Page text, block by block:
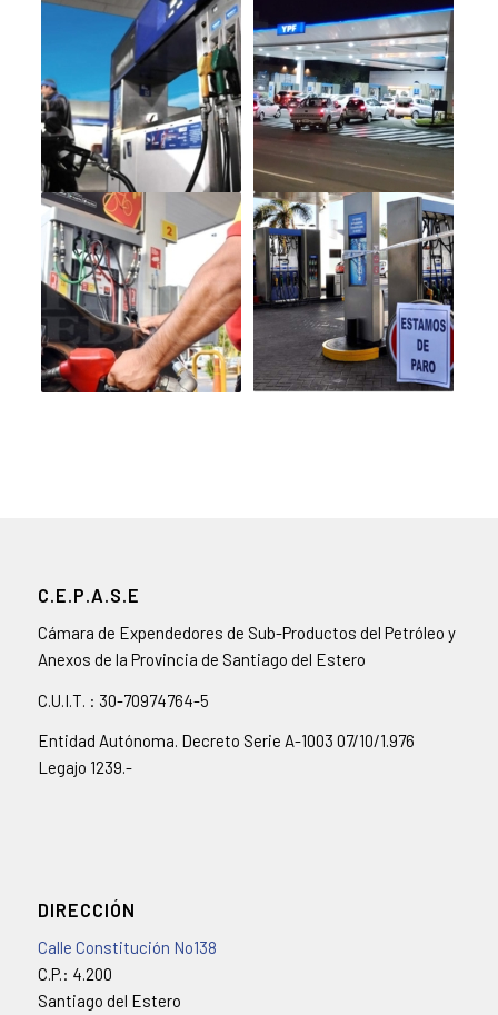
C.E.P.A.S.E
Cámara de Expendedores de Sub-Productos del Petróleo y
Anexos de la Provincia de Santiago del Estero
C.U.I.T. : 30-70974764-5
Entidad Autónoma. Decreto Serie A-1003 07/10/1.976
Legajo 1239.-
DIRECCIÓN
Calle Constitución No138
C.P.: 4.200
Santiago del Estero